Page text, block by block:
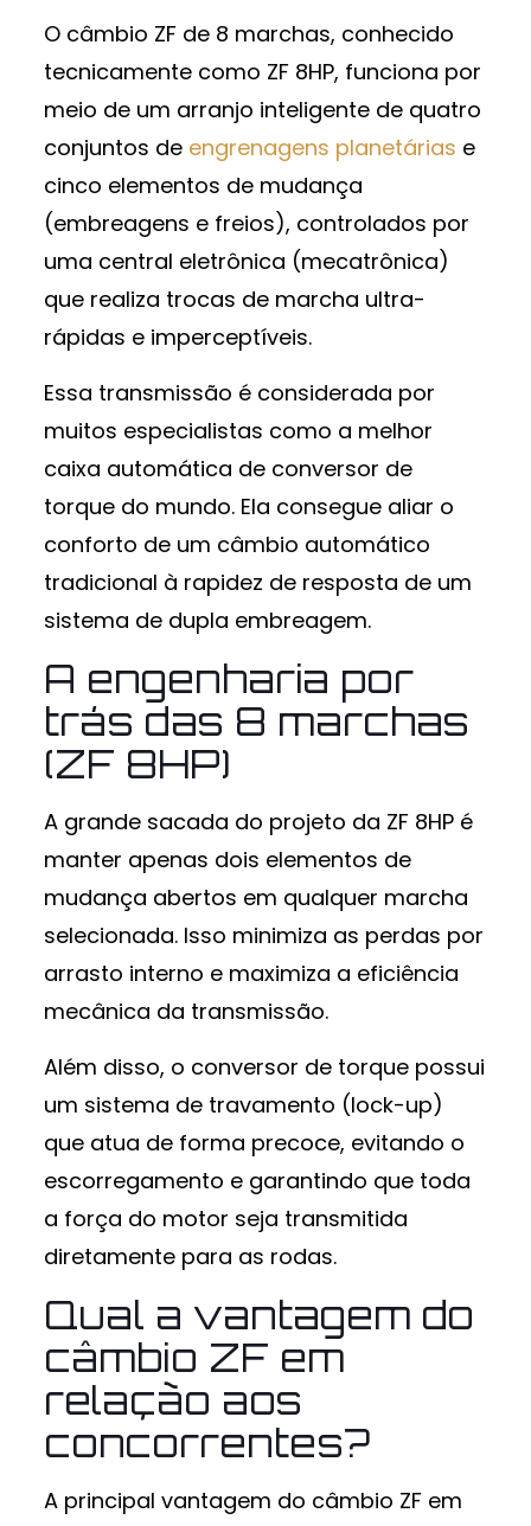
O câmbio ZF de 8 marchas, conhecido
tecnicamente como ZF 8HP, funciona por
meio de um arranjo inteligente de quatro
conjuntos de engrenagens planetárias e
cinco elementos de mudança
(embreagens e freios), controlados por
uma central eletrônica (mecatrônica)
que realiza trocas de marcha ultra-
rápidas e imperceptíveis.
Essa transmissão é considerada por
muitos especialistas como a melhor
caixa automática de conversor de
torque do mundo. Ela consegue aliar o
conforto de um câmbio automático
tradicional à rapidez de resposta de um
sistema de dupla embreagem.
A engenharia por
trás das 8 marchas
(ZF 8HP)
A grande sacada do projeto da ZF 8HP é
manter apenas dois elementos de
mudança abertos em qualquer marcha
selecionada. Isso minimiza as perdas por
arrasto interno e maximiza a eficiência
mecânica da transmissão.
Além disso, o conversor de torque possui
um sistema de travamento (lock-up)
que atua de forma precoce, evitando o
escorregamento e garantindo que toda
a força do motor seja transmitida
diretamente para as rodas.
Qual a vantagem do
câmbio ZF em
relação aos
concorrentes?
A principal vantagem do câmbio ZF em